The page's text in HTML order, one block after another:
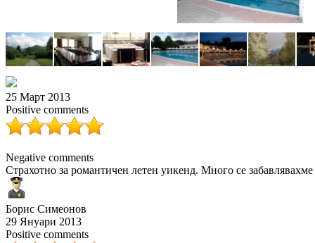
25 Март 2013
Positive comments
Negative comments
Страхотно за романтичен летен уикенд. Много се
Борис Симеонов
29 Януари 2013
Positive comments